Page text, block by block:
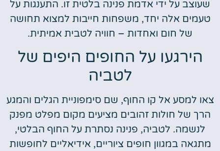
שעוצב על ידי אדמת פנינה בלטית זו. התענגות על
טעמים אלה יחד, משפחות חייבות למצוא תחושה
של חום ואחדות – חוויה לטבית אמיתית.
הירגעו על החופים היפים של
לטביה
צאו למסע אל קו החוף, שם סימפוניית הגלים והמגע
הרך של חולות זהובים מציעים מקום מפלט מפנק
לנשמה. לטביה, פנינה נסתרת על החוף הבלטי,
מתגאה במגוון חופים ציוריים, אידיאליים לחופשות